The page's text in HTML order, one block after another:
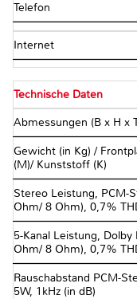
Telefon
Internet
Technische Daten
Abmessungen (B x H x
Gewicht (in Kg) /
(M)/ Kunststoff (K)
Stereo Leistung, PCM-
Ohm/ 8 Ohm), 0,7%
5-Kanal Leistung, Dolby
Ohm/ 8 Ohm), 0,7%
Rauschabstand PCM-
5W, 1kHz (in dB)